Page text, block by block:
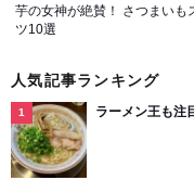
芋の女神が絶賛！ さつまいも
ツ10選
人気記事ランキング
ラーメン王も注